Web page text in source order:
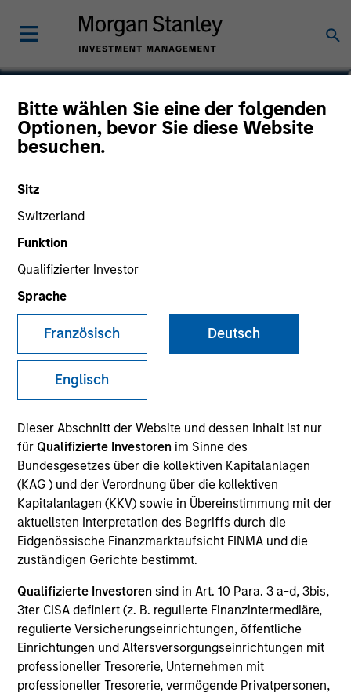
Bitte wählen Sie eine der folgenden
Optionen, bevor Sie diese Website
besuchen.
Sitz
Switzerland
Funktion
Qualifizierter Investor
Sprache
Französisch Deutsch
Englisch
Dieser Abschnitt der Website und dessen Inhalt ist nur
für Qualifizierte Investoren im Sinne des
Bundesgesetzes über die kollektiven Kapitalanlagen
(KAG ) und der Verordnung über die kollektiven
Kapitalanlagen (KKV) sowie in Übereinstimmung mit der
aktuellsten Interpretation des Begriffs durch die
Eidgenössische Finanzmarktaufsicht FINMA und die
zuständigen Gerichte bestimmt.
Qualifizierte Investoren sind in Art. 10 Para. 3 a-d, 3bis,
3ter CISA definiert (z. B. regulierte Finanzintermediäre,
regulierte Versicherungseinrichtungen, öffentliche
Einrichtungen und Altersversorgungseinrichtungen mit
professioneller Tresorerie, Unternehmen mit
professioneller Tresorerie, vermögende Privatpersonen,
Alberto Donzelli
Co-Head of Europe, Infrastructure
Partners
YEARS OF INDUSTRY EXPERIENCE
Years
TEAM
Morgan Stanley Infrastructure Partners